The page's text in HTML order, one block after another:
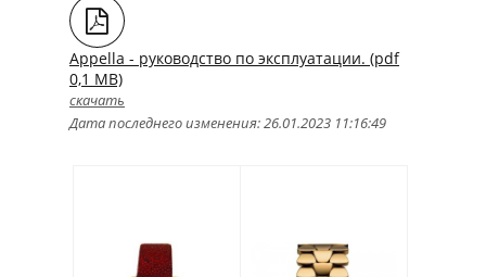
Appella - руководство по эксплуатации. (pdf
0,1 MB)
скачать
Дата последнего изменения: 26.01.2023 11:16:49